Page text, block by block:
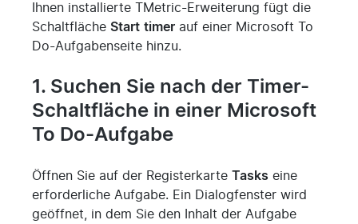
Ihnen installierte TMetric-Erweiterung fügt die
Schaltfläche Start timer auf einer Microsoft To
Do-Aufgabenseite hinzu.
1. Suchen Sie nach der Timer-
Schaltfläche in einer Microsoft
To Do-Aufgabe
Öffnen Sie auf der Registerkarte Tasks eine
erforderliche Aufgabe. Ein Dialogfenster wird
geöffnet, in dem Sie den Inhalt der Aufgabe